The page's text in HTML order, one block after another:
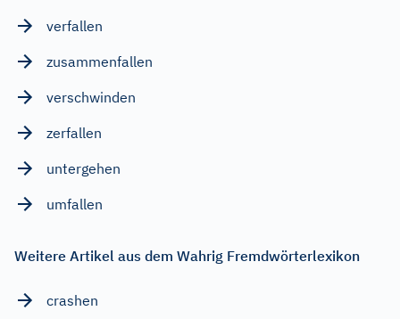
verfallen
zusammenfallen
verschwinden
zerfallen
untergehen
umfallen
Weitere Artikel aus dem Wahrig Fremdwörterlexikon
crashen